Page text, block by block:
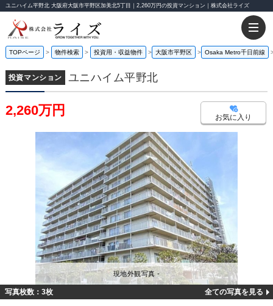
ユニハイム平野北 大阪府大阪市平野区加美北5丁目｜2,260万円の投資マンション｜株式会社ライズ
TOPページ 物件検索 投資用・収益物件 大阪市平野区 Osaka Metro千日前線
投資マンション ユニハイム平野北
2,260万円 お気に入り
現地外観写真 -
写真枚数：3枚 全ての写真を見る